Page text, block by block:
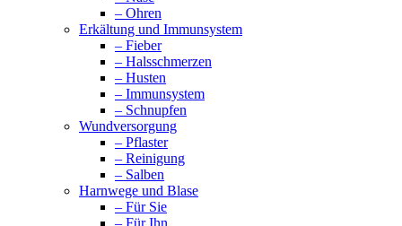
– Ohren
Erkältung und Immunsystem
– Fieber
– Halsschmerzen
– Husten
– Immunsystem
– Schnupfen
Wundversorgung
– Pflaster
– Reinigung
– Salben
Harnwege und Blase
– Für Sie
– Für Ihn